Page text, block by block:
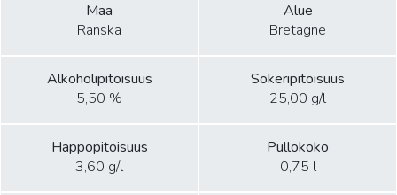
Maa
Ranska
Alue
Bretagne
Alkoholipitoisuus
5,50 %
Sokeripitoisuus
25,00 g/l
Happopitoisuus
3,60 g/l
Pullokoko
0,75 l